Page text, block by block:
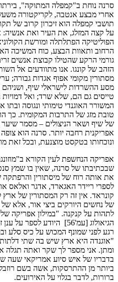
סרנה נוחת ב"קמפלה המתוקה", בירתו
אחרי מבצע אנטבה, לקריקטורה
תושבי קמפלה הוא זיכרון קרוב של
על קצה המזלג, את העיר ואת אנשיה:
הפוליטיקה הפתלתלה ומורשת
הרחוב ותאוות הבצע, כוח המשיכה
גורמי הרקע שהטילו קבוצת אנשים
הזהב של קונגו. אנו מתוודעים אל
מסתורין מקומי אפוף אגדות גבורה;
מסע ההשרדות לישראלי שיף, ושניהם
טייסים גם הם, שלא שרד; ואל
המשורר האוגנדי טימותי ונגוסה
טובת מזג של התרבות המקומית. כך
של שיף ושאר הניצולים – מסמר
אפריקנית רחבה יותר. סרנה הוא צופה
ונוכחותו בטקסט מוצנעת, ובכל זאת
אפריקה הנחשפת לעין הקורא
שבכתיבתו של סרנה, שאין בו שמץ
את אותה רוח של מיסתורין והרפתקה
לספרי ריידר האגארד, אדגר ואלאס
קונראד. אין זה רק המסתורין של
של נחשים היורקים ביצי אור, אלא
לתהות על קנקנה. "במילון אפריקה
הגיאולוג [עמ'56] היודע
רגע לפני שמונף המכוש על כיס סלע
"אוגנדה היא ארץ שיש בה שתי
בדבריו של איש סיוע אמריקאי שעה
ביותר מן ההתרסקות, אשה בשם
ברורות, לדבר בגלוי על האירועים.